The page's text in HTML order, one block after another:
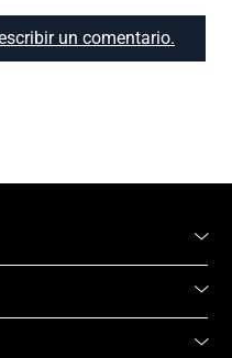
un comentario.